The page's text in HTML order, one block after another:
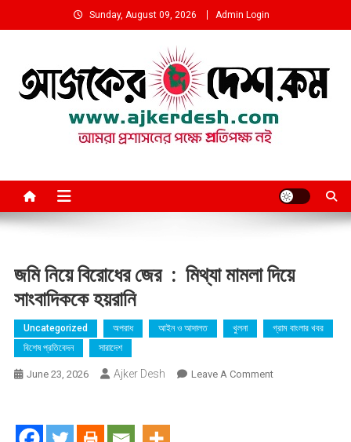
to
Sunday, August 09, 2026 Admin Login
জমি নিয়ে বিরোধের জের : মিথ্যা মামলা দিয়ে
সাংবাদিককে হয়রানি
Uncategorized অপরাধ আইন ও আদালত খুলনা
গ্রাম বাংলার খবর
বিশেষ প্রতিবেদন
সারাদেশ
June 23, 2026 Ajker Desh Leave A CommentOn